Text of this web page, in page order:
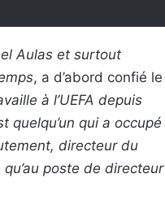
Aulas et surtout
, a d’abord confié le
à l’UEFA depuis
quelqu’un qui a occupé
directeur du
poste de directeur